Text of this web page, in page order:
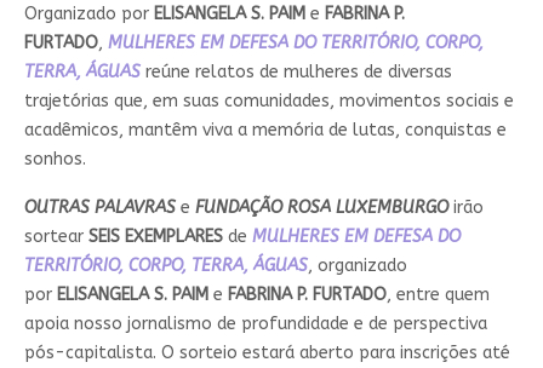
Organizado por ELISANGELA S. PAIM e FABRINA P.
FURTADO, MULHERES EM DEFESA DO TERRITÓRIO, CORPO,
TERRA, ÁGUASreúne relatos de mulheres de diversas
trajetórias que, em suas comunidades, movimentos sociais e
acadêmicos, mantêm viva a memória de lutas, conquistas e
sonhos.
OUTRAS PALAVRASe FUNDAÇÃO ROSA LUXEMBURGOirão
sortear SEIS EXEMPLARESde MULHERES EM DEFESA DO
TERRITÓRIO, CORPO, TERRA, ÁGUAS, organizado
por ELISANGELA S. PAIM e FABRINA P. FURTADO, entre quem
apoia nosso jornalismo de profundidade e de perspectiva
pós-capitalista. O sorteio estará aberto para inscrições até